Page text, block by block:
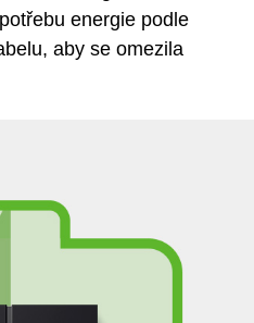
energie podle
aby se omezila